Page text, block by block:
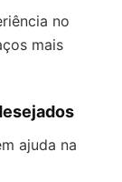
no
mais
ajuda na